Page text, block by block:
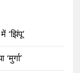
‘झिंपू’